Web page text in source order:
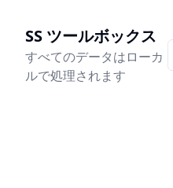
SS ツールボックス
すべてのデータはローカ
ルで処理されます